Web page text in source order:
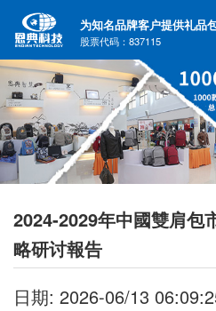
为知名品牌客户提供礼品
股票代码：837115
2024-2029年中國雙肩包
略研讨報告
日期: 2026-06/13